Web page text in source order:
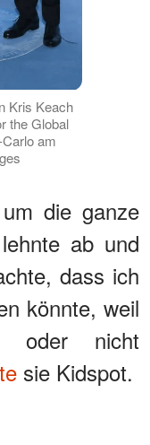
Kris Keach
the Global
am
die ganze
ab und
dass ich
könnte, weil
oder nicht
sie Kidspot.